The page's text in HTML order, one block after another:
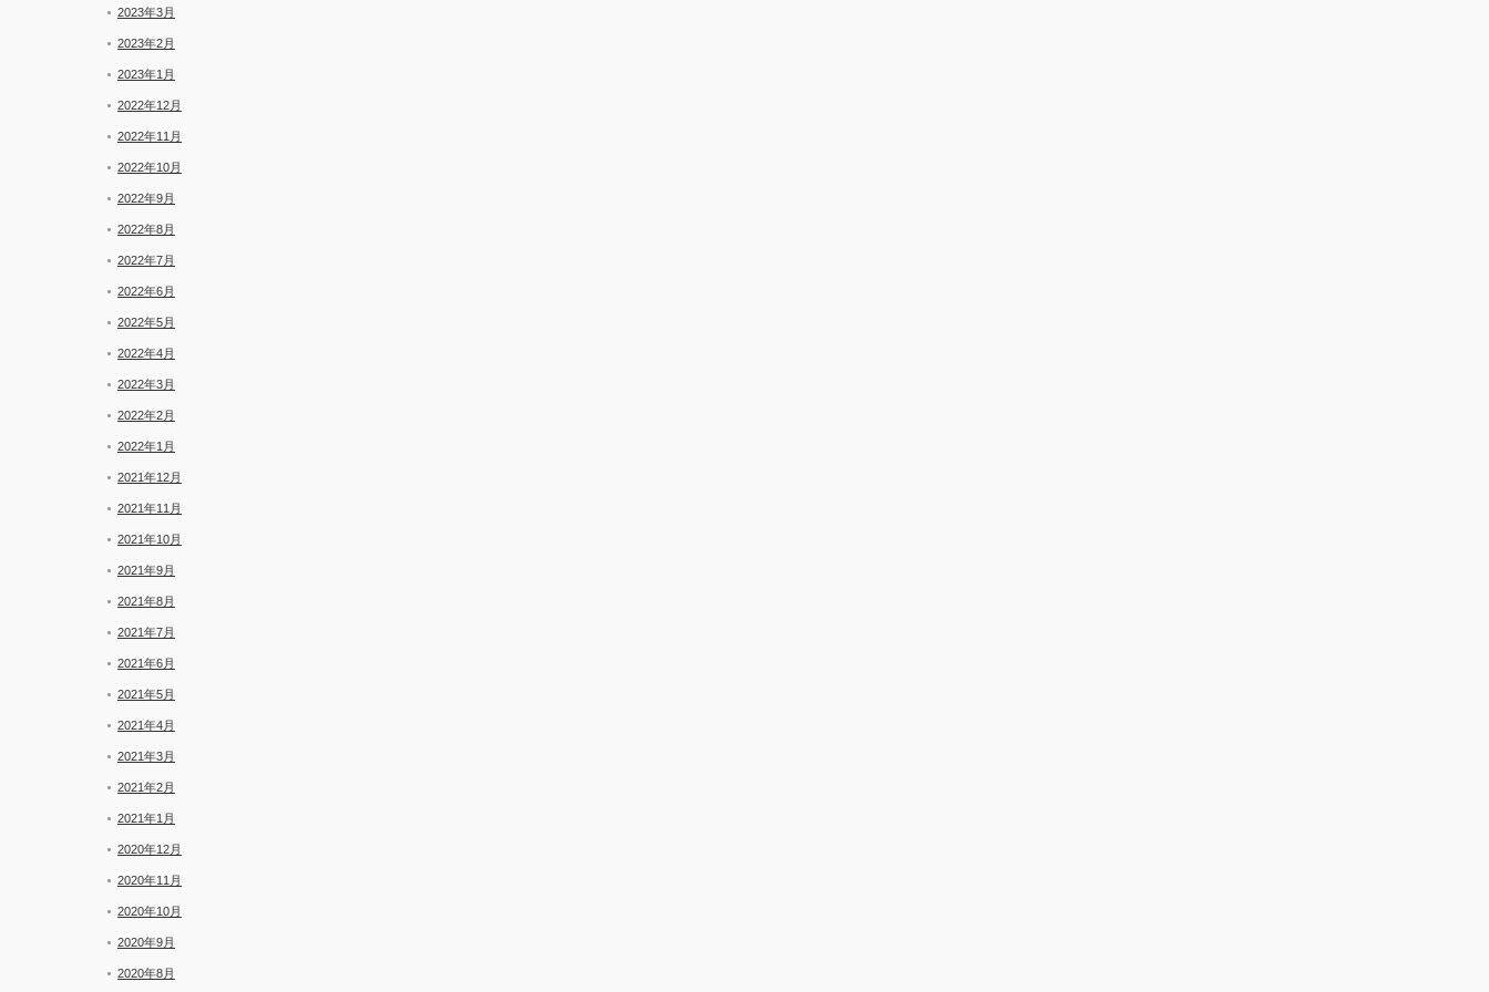
2023年3月
2023年2月
2023年1月
2022年12月
2022年11月
2022年10月
2022年9月
2022年8月
2022年7月
2022年6月
2022年5月
2022年4月
2022年3月
2022年2月
2022年1月
2021年12月
2021年11月
2021年10月
2021年9月
2021年8月
2021年7月
2021年6月
2021年5月
2021年4月
2021年3月
2021年2月
2021年1月
2020年12月
2020年11月
2020年10月
2020年9月
2020年8月